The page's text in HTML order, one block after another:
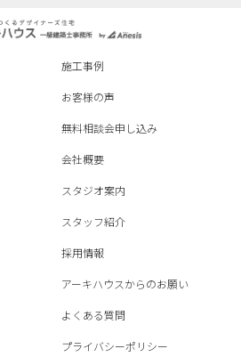
施工事例
お客様の声
無料相談会申し込み
会社概要
スタジオ案内
スタッフ紹介
採用情報
アーキハウスからのお願い
よくある質問
プライバシーポリシー